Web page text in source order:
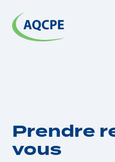
Prendre
vous